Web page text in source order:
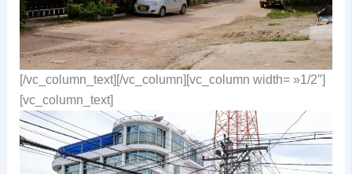
[/vc_column_text][/vc_column][vc_column width= »1/2″]
[vc_column_text]